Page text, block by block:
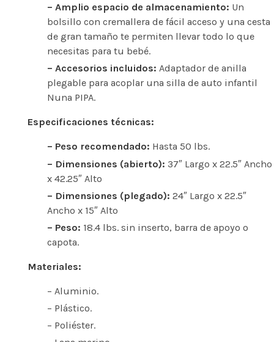
– Amplio espacio de almacenamiento: Un
bolsillo con cremallera de fácil acceso y una cesta
de gran tamaño te permiten llevar todo lo que
necesitas para tu bebé.
– Accesorios incluidos: Adaptador de anilla
plegable para acoplar una silla de auto infantil
Nuna PIPA.
Especificaciones técnicas:
– Peso recomendado: Hasta 50 lbs.
– Dimensiones (abierto): 37″ Largo x 22.5″ Ancho
x 42.25″ Alto
– Dimensiones (plegado): 24″ Largo x 22.5″
Ancho x 15″ Alto
– Peso: 18.4 lbs. sin inserto, barra de apoyo o
capota.
Materiales:
– Aluminio.
– Plástico.
– Poliéster.